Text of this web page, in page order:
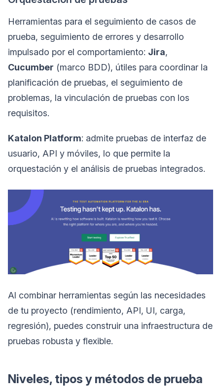
Herramientas para el seguimiento de casos de
prueba, seguimiento de errores y desarrollo
impulsado por el comportamiento: Jira,
Cucumber (marco BDD), útiles para coordinar la
planificación de pruebas, el seguimiento de
problemas, la vinculación de pruebas con los
requisitos.
Katalon Platform: admite pruebas de interfaz de
usuario, API y móviles, lo que permite la
orquestación y el análisis de pruebas integrados.
Al combinar herramientas según las necesidades
de tu proyecto (rendimiento, API, UI, carga,
regresión), puedes construir una infraestructura de
pruebas robusta y flexible.
Niveles, tipos y métodos de prueba